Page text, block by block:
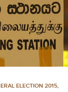
ELECTION 2015,